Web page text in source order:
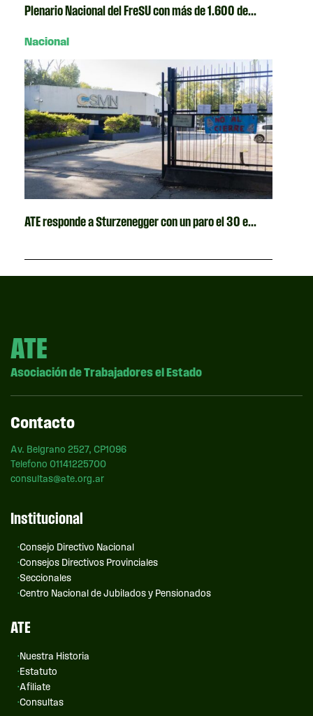
Plenario Nacional del FreSU con más de 1.600 de...
Nacional
ATE responde a Sturzenegger con un paro el 30 e...
ATE
Asociación de Trabajadores el Estado
Contacto
Av. Belgrano 2527, CP1096
Telefono 01141225700
consultas@ate.org.ar
Institucional
Consejo Directivo Nacional
Consejos Directivos Provinciales
Seccionales
Centro Nacional de Jubilados y Pensionados
ATE
Nuestra Historia
Estatuto
Afiliate
Consultas